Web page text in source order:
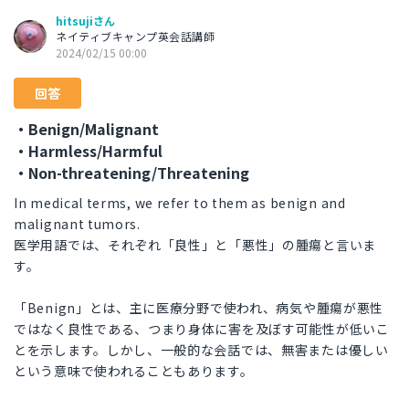
hitsujiさん
ネイティブキャンプ英会話講師
2024/02/15 00:00
回答
・Benign/Malignant
・Harmless/Harmful
・Non-threatening/Threatening
In medical terms, we refer to them as benign and
malignant tumors.
医学用語では、それぞれ「良性」と「悪性」の腫瘍と言いま
す。
「Benign」とは、主に医療分野で使われ、病気や腫瘍が悪性
ではなく良性である、つまり身体に害を及ぼす可能性が低いこ
とを示します。しかし、一般的な会話では、無害または優しい
という意味で使われることもあります。